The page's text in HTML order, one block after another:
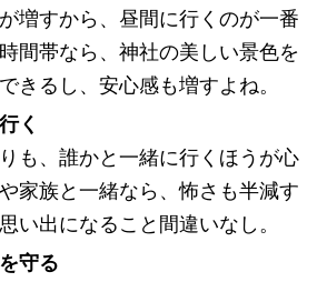
増すから、昼間に行くのが一番
間帯なら、神社の美しい景色を
きるし、安心感も増すよね。
く
も、誰かと一緒に行くほうが心
家族と一緒なら、怖さも半減す
い出になること間違いなし。
守る